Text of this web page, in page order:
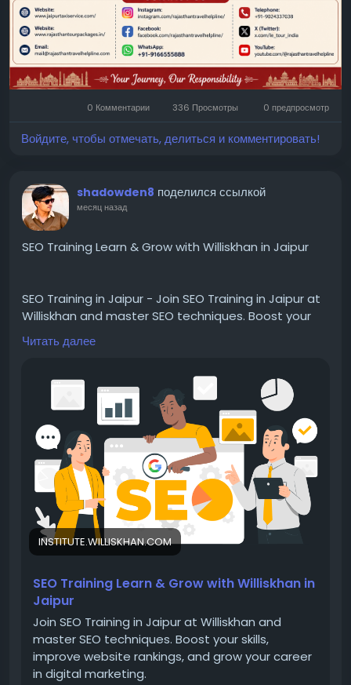
0 Комментарии 336 Просмотры 0 предпросмотр
Войдите, чтобы отмечать, делиться и комментировать!
shadowden8 поделился ссылкой
месяц назад
SEO Training Learn & Grow with Williskhan in Jaipur
SEO Training in Jaipur - Join SEO Training in Jaipur at
Williskhan and master SEO techniques. Boost your
skills, improve website rankings, and grow your
career in digital marketing.
https://institute.williskhan.com/seo-training-
📞 Contact us-
📧 Email: yasinsayal1000@gmail.com
📱 Phone No : 8233999786
Читать далее
INSTITUTE.WILLISKHAN.COM
SEO Training Learn & Grow with Williskhan in
Jaipur
Join SEO Training in Jaipur at Williskhan and
master SEO techniques. Boost your skills,
improve website rankings, and grow your career
in digital marketing.